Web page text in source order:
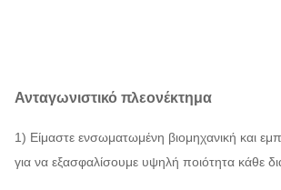
Ανταγωνιστικό πλεονέκτημα
1) Είμαστε ενσωματωμένη βιομηχανική και
για να εξασφαλίσουμε υψηλή ποιότητα κάθε